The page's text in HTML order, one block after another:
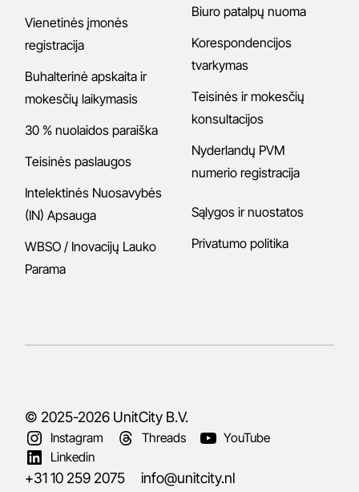
Vienetinės įmonės
registracija
Buhalterinė apskaita ir
mokesčių laikymasis
30 % nuolaidos paraiška
Teisinės paslaugos
Intelektinės Nuosavybės
(IN) Apsauga
WBSO / Inovacijų Lauko
Parama
Biuro patalpų nuoma
Korespondencijos
tvarkymas
Teisinės ir mokesčių
konsultacijos
Nyderlandų PVM
numerio registracija
Sąlygos ir nuostatos
Privatumo politika
© 2025-2026 UnitCity B.V.
Instagram Threads
YouTube
Linkedin
+31 10 259 2075 info@unitcity.nl